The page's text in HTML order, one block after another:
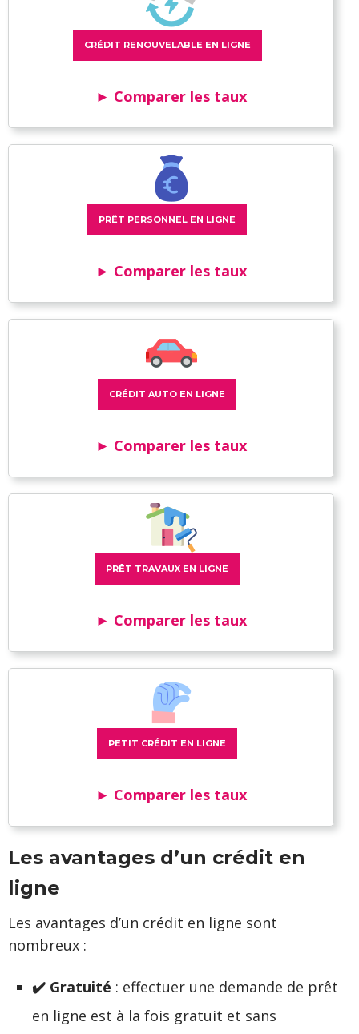
CRÉDIT RENOUVELABLE EN LIGNE
► Comparer les taux
PRÊT PERSONNEL EN LIGNE
► Comparer les taux
CRÉDIT AUTO EN LIGNE
► Comparer les taux
PRÊT TRAVAUX EN LIGNE
► Comparer les taux
PETIT CRÉDIT EN LIGNE
► Comparer les taux
Les avantages d’un crédit en
ligne
Les avantages d’un crédit en ligne sont
nombreux :
✔️ Gratuité : effectuer une demande de prêt
en ligne est à la fois gratuit et sans